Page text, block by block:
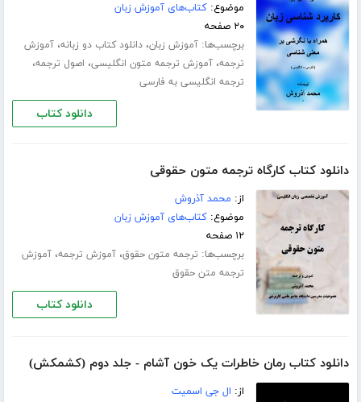
موضوع:کتاب‌های آموزش زبان
۲۰ صفحه
برچسب‌ها:آموزش زبان،دانلود کتاب دو زبانه،آموزش
ترجمه،آموزش ترجمه متون انگلیسی، اصول ترجمه،
ترجمه انگلیسی به فارسی
دانلود کتاب
دانلود کتاب کارگاه ترجمه متون حقوقی
از: محمد آذروش
موضوع:کتاب‌های آموزش زبان
۱۲ صفحه
برچسب‌ها: ترجمه متون حقوق،آموزش ترجمه،آموزش
ترجمه متن حقوق
دانلود کتاب
دانلود کتاب رمان خاطرات یک خون آشام - جلد دوم (کشمکش)
از: ال جی اسمیت